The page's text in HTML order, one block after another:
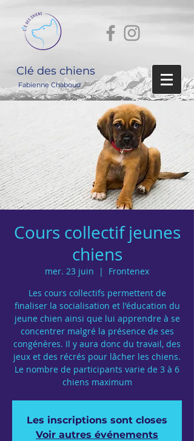
Clé des chiens
Fabienne Chaboud
Cours collectif jeunes
chiens
mer. 23 juin
  |
Frontenex
Les cours collectifs permettent de
finaliser la socialisation et l'éducation du
jeune chien ainsi que lui apprendre à se
concentrer malgré la présence de ses
congénères. Il y aura donc du travail, des
jeux et des récrés pour lâcher les chiens.
Le nombre de participants varie de 3 à 6
chiens maximum
Les inscriptions sont closes
Voir autres événements